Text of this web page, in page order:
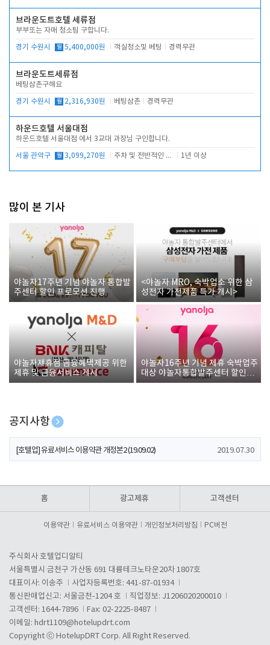
브라운도트호텔 세류점
부부또는 자매 청소팀 구합니다.
경기 수원시 월 5,400,000원 객실청소및 베팅 경력무관
브라운도트세류점
베팅삼촌구해요
경기 수원시 월 2,316,930원 베팅삼촌 경력무관
하운드호텔 서울대점
하운드호텔 서울대점 에서 3교대 과장님 구인합니다.
서울 관악구 월 3,099,270원 주차 및 전반적인 당번업무 1년 이상
많이 본 기사
야놀자17주년 기념 야놀자 통합발
주센터 할인 프로모션 진행
<야놀자 MRO, 숙박업소 위한 삼
성전자 가전제품 특가 개시>
야놀자제휴점 금융혜택제공 위한
제휴 및 금융서비스 게시
야놀자16주년 기념 제휴 숙박업주
대상 야놀자통합발주센터 할인쿠
폰 증정
공지사항
[호텔업] 개인정보 처리방침 개정본1 (19.09.02)
[호텔업] 유료서비스 이용약관 개정본2 (19.09.02) 2019.07.30
홈 광고제휴 고객센터
이용약관 유료서비스 이용약관 개인정보처리방침 PC버전
주식회사 호텔업디알티
서울특별시 금천구 가산동 691 대륭테크노타운20차 1807호
대표이사: 이송주
사업자등록번호: 441-87-01934
통신판매업신고: 서울금천-1204 호
직업정보: J1206020200010
고객센터: 1644-7896
Fax: 02-2225-8487
이메일: hdrt1109@hotelupdrt.com
Copyright ⓒ HotelupDRT Corp. All Right Reserved.